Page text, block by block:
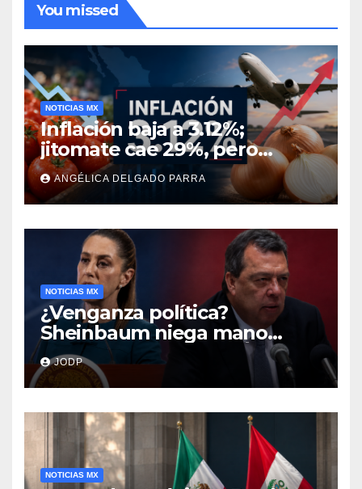
You missed
NOTICIAS MX
Inflación baja a 3.12%;
jitomate cae 29%, pero
cebolla y vuelos se
encarecen
ANGÉLICA DELGADO PARRA
NOTICIAS MX
¿Venganza política?
Sheinbaum niega mano
negra en captura de Ángel
Aguirre
JODP
NOTICIAS MX